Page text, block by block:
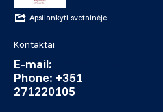
Apsilankyti svetainėje
Kontaktai
E-mail:
Phone: +351
271220105